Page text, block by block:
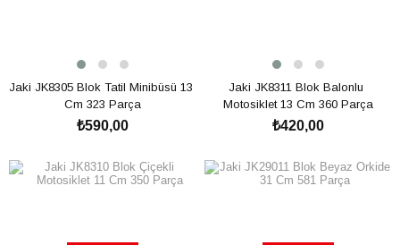
Jaki JK8305 Blok Tatil Minibüsü 13
Cm 323 Parça
₺590,00
Jaki JK8311 Blok Balonlu
Motosiklet 13 Cm 360 Parça
₺420,00